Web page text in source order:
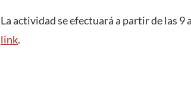
La actividad se efectuará a partir de las
link.